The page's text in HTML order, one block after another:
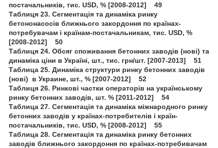
постачальників, тис. USD, % [2008-2012] 49
Таблиця 23. Сегментація та динаміка ринку
бетононасосів ближнього закордоння по країнах-
потребувачам і країнам-постачальникам, тис. USD, %
[2008-2012] 50
Таблиця 24. Обсяг споживання бетонних заводів (нові) та
динаміка ціни в Україні, шт., тис. грн/шт. [2007-2013] 51
Таблица 25. Динаміка структури ринку бетонних заводів
(нові) в Украине, шт., % [2007-2012] 52
Таблиця 26. Ринкові частки операторів на українському
ринку бетонних заводів, шт. % [2011-2012] 54
Таблица 27. Сегментація та динаміка міжнародного ринку
бетонних заводів у країнах-потребителів і країн-
постачальників, тис. USD, % [2008-2012] 55
Таблица 28. Сегментація та динаміка ринку бетонних
заводів ближнього закордоння по країнах-потребивачам